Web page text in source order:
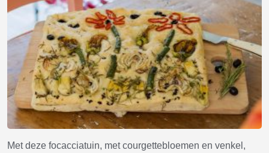
Met deze focacciatuin, met courgettebloemen en venkel,